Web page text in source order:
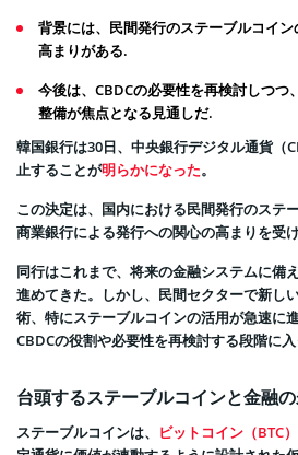
背景には、民間発行のステーブルコイ
高まりがある.
今後は、CBDCの必要性を再検討しつつ
整備が焦点となる見通しだ.
韓国銀行は30日、中央銀行デジタル通貨（
止することが明らかになった。
この決定は、国内における民間発行のステ
商業銀行による発行への関心の高まりを受け
同行はこれまで、将来の金融システムに備
進めてきた。しかし、民間セクターで新し
術、特にステーブルコインの活用が急速に
CBDCの役割や必要性を再検討する段階に入
台頭するステーブルコインと金融
ステーブルコインは、 ビットコイン（BTC）